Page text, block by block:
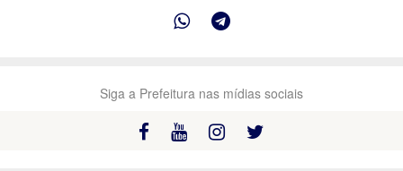
Siga a Prefeitura nas mídias sociais